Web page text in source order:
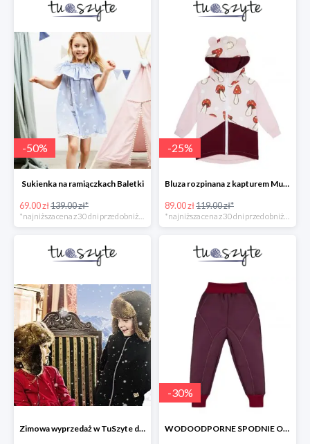
-50%
Sukienka na ramiączkach Baletki
69.00 zł139.00 zł*
-25%
Bluza rozpinana z kapturem Muchomory
89.00 zł119.00 zł*
Zimowa wyprzedaż w TuSzyte do -50%
-30%
WODOODPORNE SPODNIE OCIEPLANE BORDOWE w super cenie